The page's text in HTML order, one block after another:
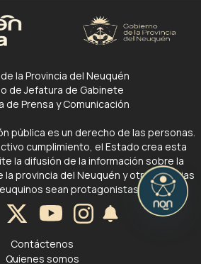
la Provincia del Neuquén
de Jefatura de Gabinete
de Prensa y Comunicación
pública es un derecho de las personas.
cumplimiento, el Estado crea esta
la difusión de la información sobre la
provincia del Neuquén y otras noticias
sean protagonistas.
Contáctenos
Quienes somos